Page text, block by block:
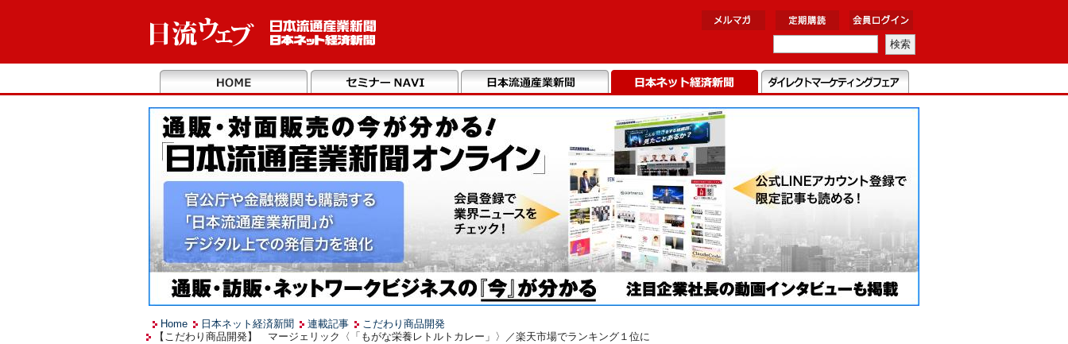
Home 日本ネット経済新聞 連載記事
こだわり商品開発
【こだわり商品開発】 マージェリック〈「もがな栄養レトルトカレー」〉／楽天市場でランキング１位に